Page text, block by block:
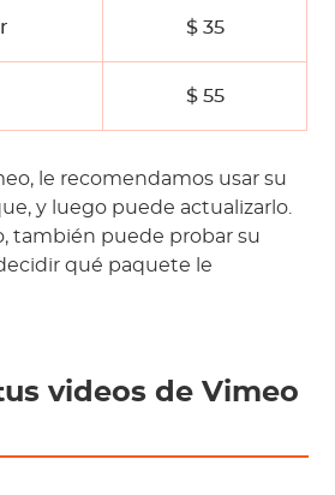
$ 35
$ 55
le recomendamos usar su
y luego puede actualizarlo.
también puede probar su
qué paquete le
videos de Vimeo